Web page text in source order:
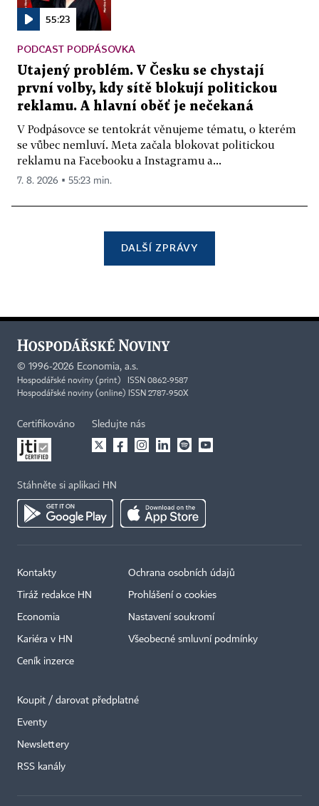
55:23
PODCAST PODPÁSOVKA
Utajený problém. V Česku se chystají
první volby, kdy sítě blokují politickou
reklamu. A hlavní oběť je nečekaná
V Podpásovce se tentokrát věnujeme tématu, o kterém
se vůbec nemluví. Meta začala blokovat politickou
reklamu na Facebooku a Instagramu a...
7. 8. 2026 ▪ 55:23 min.
DALŠÍ ZPRÁVY
© 1996-2026 Economia, a.s.
Hospodářské noviny (print) ISSN 0862-9587
Hospodářské noviny (online) ISSN 2787-950X
Certifikováno Sledujte nás
Stáhněte si aplikaci HN
Kontakty
Tiráž redakce HN
Economia
Kariéra v HN
Ceník inzerce
Ochrana osobních údajů
Prohlášení o cookies
Nastavení soukromí
Všeobecné smluvní podmínky
Koupit / darovat předplatné
Eventy
Newslettery
RSS kanály